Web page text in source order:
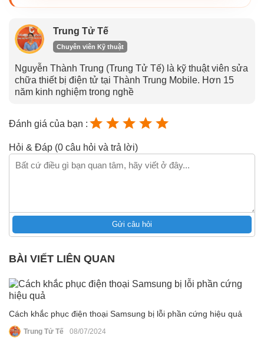
Trung Tử Tế
Chuyên viên Kỹ thuật
Nguyễn Thành Trung (Trung Tử Tế) là kỹ thuật viên sửa
chữa thiết bị điện tử tại Thành Trung Mobile. Hơn 15
năm kinh nghiệm trong nghề
Đánh giá của bạn :
Hỏi & Đáp (0 câu hỏi và trả lời)
Gửi câu hỏi
BÀI VIẾT LIÊN QUAN
Cách khắc phục điện thoại Samsung bị lỗi phần cứng hiệu quả
Trung Tử Tế 08/07/2024